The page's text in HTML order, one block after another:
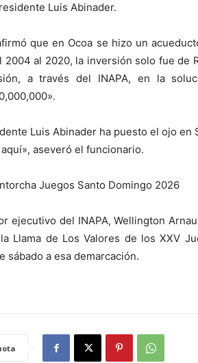
Luis Abinader.
que en Ocoa se hizo un
2004 al 2020, la inversión solo fue de
a través del INAPA, en la
Luis Abinader ha puesto el ojo en
aseveró el funcionario.
Juegos Santo Domingo 2026
ejecutivo del INAPA, Wellington
Llama de Los Valores de los XXV
sábado a esa demarcación.